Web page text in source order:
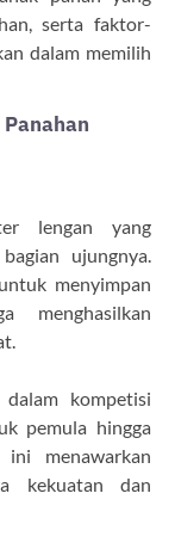
serta faktor-
dalam memilih
lengan yang
ujungnya.
menyimpan
menghasilkan
kompetisi
pemula hingga
ini menawarkan
kekuatan dan